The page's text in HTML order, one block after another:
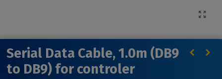
Serial Data Cable, 1.0m (DB9
to DB9) for controler